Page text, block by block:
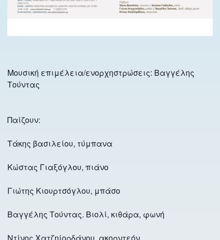
Μουσική επιμέλεια/ενορχηστρώσεις: Βαγγέλης
Τούντας
Παίζουν:
Τάκης βασιλείου, τύμπανα
Κώστας Γιαξόγλου, πιάνο
Γιώτης Κιουρτσόγλου, μπάσο
Βαγγέλης Τούντας. Βιολί, κιθάρα, φωνή
Ντίνος Χατζηίορδάνου, ακορντεόν